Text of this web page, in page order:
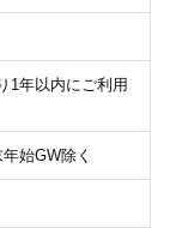
1年以内にご利用
始GW除く